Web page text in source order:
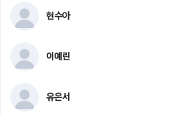
현수아
이예린
유은서